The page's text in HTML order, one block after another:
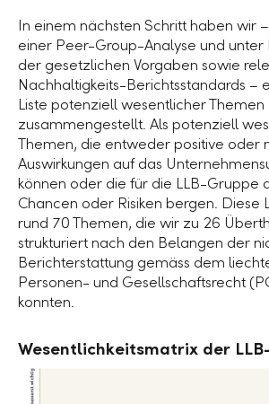
In einem nächsten Schritt haben wir
einer Peer-Group-Analyse und unter
der gesetzlichen Vorgaben sowie
Nachhaltigkeits-Berichtsstandards –
Liste potenziell wesentlicher Themen
zusammengestellt. Als potenziell
Themen, die entweder positive oder
Auswirkungen auf das
können oder die für die LLB-Gruppe
Chancen oder Risiken bergen. Diese
rund 70 Themen, die wir zu 26
strukturiert nach den Belangen der
Berichterstattung gemäss dem
Personen- und Gesellschaftsrecht
konnten.
Wesentlichkeitsmatrix der